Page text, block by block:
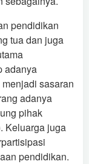
pendidikan
tua dan juga
adanya
sasaran
adanya
pihak
Keluarga juga
pendidikan.